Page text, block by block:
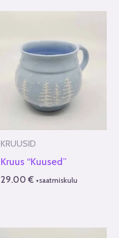
KRUUSID
Kruus “Kuused”
29.00€ +saatmiskulu